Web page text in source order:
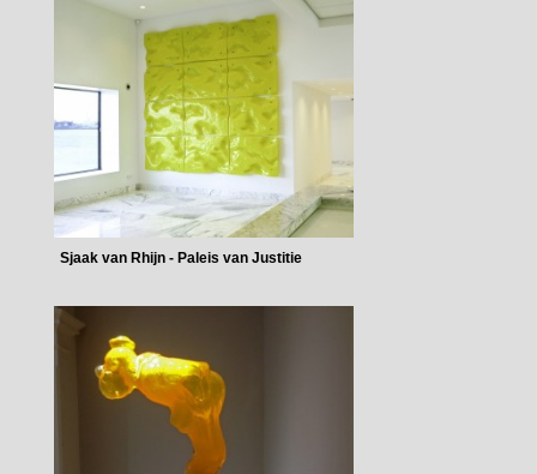
Sjaak van Rhijn - Paleis van Justitie